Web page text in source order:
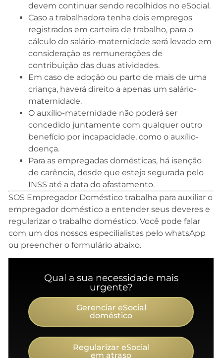
devem continuar sendo recolhidos no eSocial.
Caso a trabalhadora tenha dois empregos
registrados em carteira de trabalho, para o
cálculo do salário-maternidade será levado em
consideração as remunerações de
contribuição das duas atividades.
Em caso de adoção ou parto de mais de uma
criança, haverá direito a apenas um salário-
maternidade.
O auxílio-maternidade não poderá ser
concedido juntamente com qualquer outro
benefício por incapacidade, como o auxílio-
doença.
Para as empregadas domésticas, há isenção
de carência, desde que esteja segurada pelo
INSS até a data do afastamento.
SOS Empregador Doméstico trabalha para auxiliar o
empregador doméstico a entender seus deveres e
regularizar o trabalho doméstico. Você pode falar
com um dos nossos especilialistas pelo whatsApp
ou preencher o formulário abaixo.
Qual a sua necessidade mais
urgente?
Gerenciar eSocial
doméstico
Regularizar eSocial
em atraso